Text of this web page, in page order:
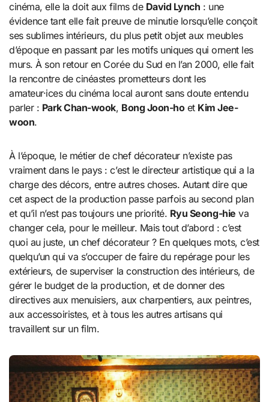
cinéma, elle la doit aux films de David Lynch : une
évidence tant elle fait preuve de minutie lorsqu’elle conçoit
ses sublimes intérieurs, du plus petit objet aux meubles
d’époque en passant par les motifs uniques qui ornent les
murs. À son retour en Corée du Sud en l’an 2000, elle fait
la rencontre de cinéastes prometteurs dont les
amateur·ices du cinéma local auront sans doute entendu
parler : Park Chan-wook, Bong Joon-hoet Kim Jee-
woon.
À l’époque, le métier de chef décorateur n’existe pas
vraiment dans le pays : c’est le directeur artistique qui a la
charge des décors, entre autres choses. Autant dire que
cet aspect de la production passe parfois au second plan
et qu’il n’est pas toujours une priorité. Ryu Seong-hie va
changer cela, pour le meilleur. Mais tout d’abord : c’est
quoi au juste, un chef décorateur ? En quelques mots, c’est
quelqu’un qui va s’occuper de faire du repérage pour les
extérieurs, de superviser la construction des intérieurs, de
gérer le budget de la production, et de donner des
directives aux menuisiers, aux charpentiers, aux peintres,
aux accessoiristes, et à tous les autres artisans qui
travaillent sur un film.